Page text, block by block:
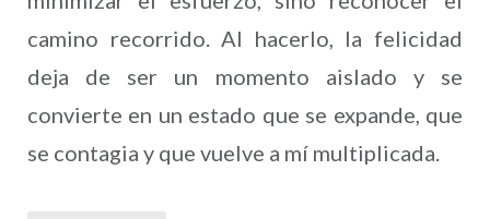
camino recorrido. Al hacerlo, la felicidad
deja de ser un momento aislado y se
convierte en un estado que se expande, que
se contagia y que vuelve a mí multiplicada.